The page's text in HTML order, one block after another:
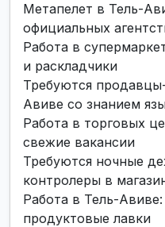
Метапелет в Тель-
официальных
Работа в
и раскладчики
Требуются
Авиве со знанием
Работа в торговых
свежие вакансии
Требуются ночные
контролеры в
Работа в Тель-
продуктовые лавки